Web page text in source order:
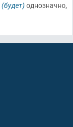
(будет) однозначно,